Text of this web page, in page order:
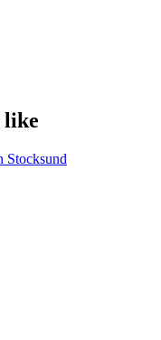
like
Stocksund